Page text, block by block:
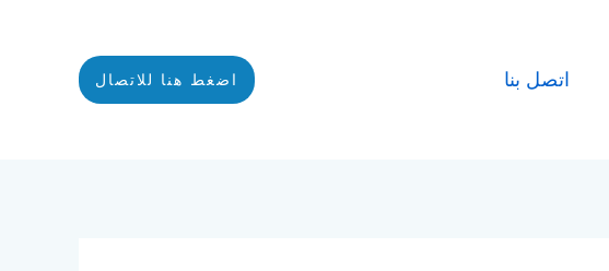
اتصل بنا اضغط هنا للاتصال